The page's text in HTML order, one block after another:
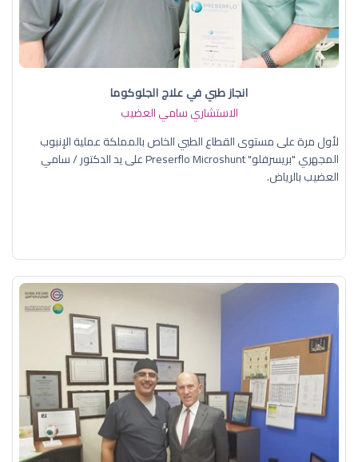
انجاز طبي في علاج الجلوكوما
الاستشاري سامي العضيب
لأول مرة على مستوى القطاع الطبي الخاص بالمملكة عملية الإنبوب
المجهري "بريسرفلو" Preserflo Microshunt على يد الدكتور / سامي
العضيب بالرياض.